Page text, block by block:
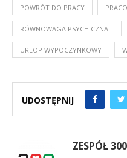
POWRÓT DO PRACY
RÓWNOWAGA PSYCHICZNA
URLOP WYPOCZYNKOWY
UDOSTĘPNIJ
ZESPÓŁ